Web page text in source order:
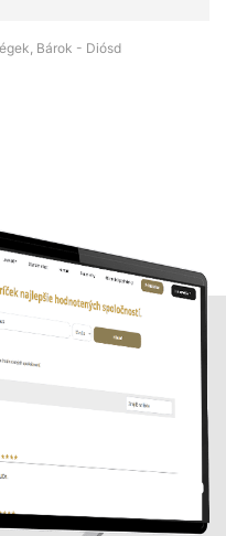
Bárok - Diósd